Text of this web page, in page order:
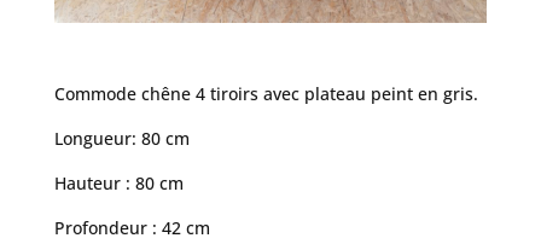
Commode chêne 4 tiroirs avec plateau peint en gris.
Longueur: 80 cm
Hauteur : 80 cm
Profondeur : 42 cm